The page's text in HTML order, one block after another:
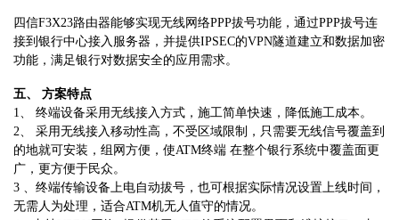
四信F3X23路由器能够实现无线网络PPP拔号功能，通过PPP拔号连
接到银行中心接入服务器，并提供IPSEC的VPN隧道建立和数据加密
功能，满足银行对数据安全的应用需求。
五、 方案特点
1、 终端设备采用无线接入方式，施工简单快速，降低施工成本。
2、 采用无线接入移动性高，不受区域限制，只需要无线信号覆盖到
的地就可安装，组网方便，使ATM终端 在整个银行系统中覆盖面更
广，更方便于民众。
3 、终端传输设备上电自动拔号，也可根据实际情况设置上线时间，
无需人为处理，适合ATM机无人值守的情况。